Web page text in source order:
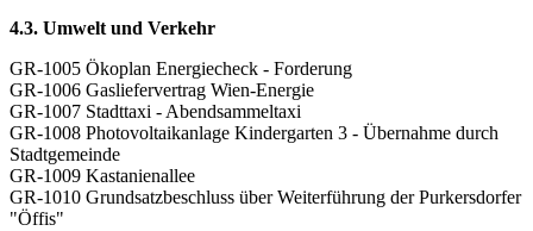
4.3. Umwelt und Verkehr
GR-1005 Ökoplan Energiecheck - Forderung
GR-1006 Gasliefervertrag Wien-Energie
GR-1007 Stadttaxi - Abendsammeltaxi
GR-1008 Photovoltaikanlage Kindergarten 3 - Übernahme durch
Stadtgemeinde
GR-1009 Kastanienallee
GR-1010 Grundsatzbeschluss über Weiterführung der Purkersdorfer
"Öffis"